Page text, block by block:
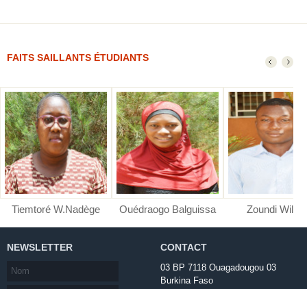
FAITS SAILLANTS ÉTUDIANTS
Tiemtoré W.Nadège Ouédraogo Balguissa Zoundi
NEWSLETTER CONTACT
03 BP 7118 Ouagadougou 03
Burkina Faso